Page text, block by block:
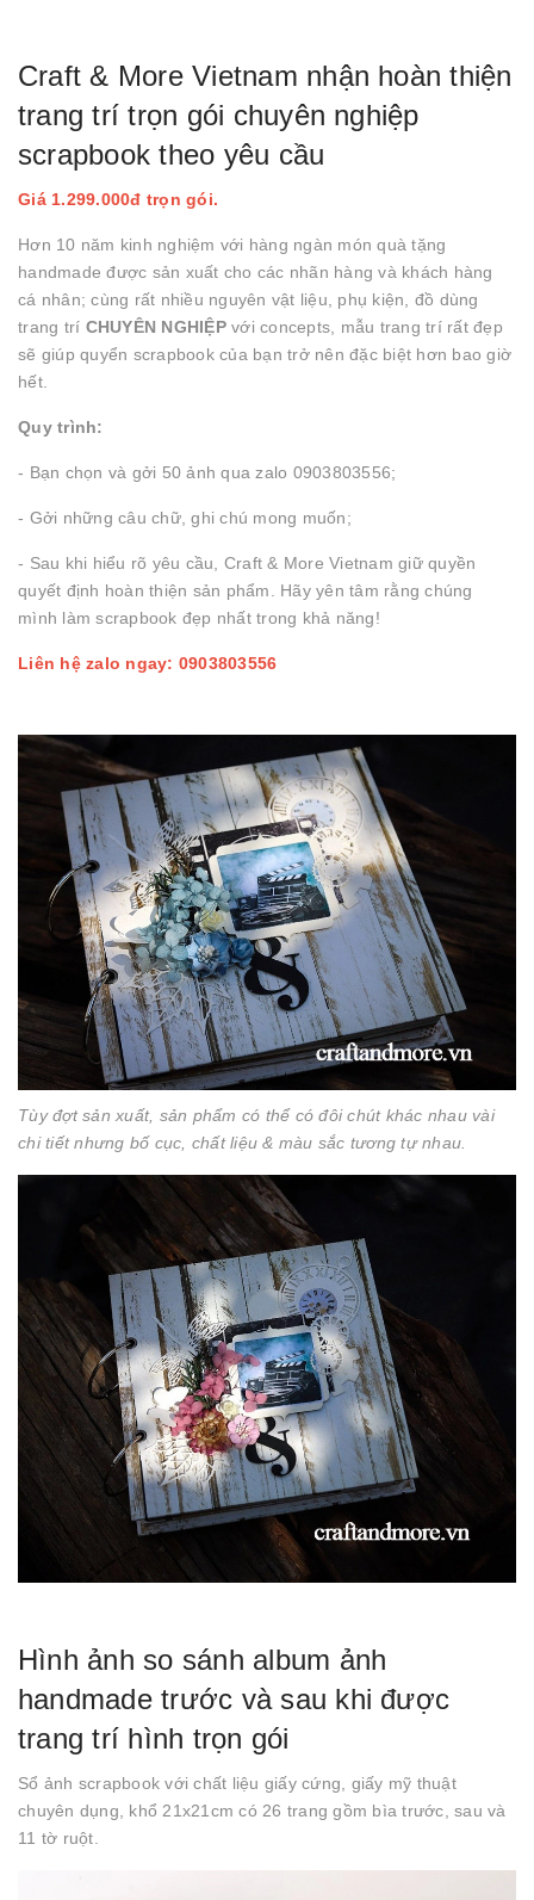
Craft & More Vietnam nhận hoàn thiện
trang trí trọn gói chuyên nghiệp
scrapbook theo yêu cầu
Giá 1.299.000đ trọn gói.
Hơn 10 năm kinh nghiệm với hàng ngàn món quà tặng
handmade được sản xuất cho các nhãn hàng và khách hàng
cá nhân; cùng rất nhiều nguyên vật liệu, phụ kiện, đồ dùng
trang trí CHUYÊN NGHIỆPvới concepts, mẫu trang trí rất đẹp
sẽ giúp quyển scrapbook của bạn trở nên đặc biệt hơn bao giờ
hết.
Quy trình:
- Bạn chọn và gởi 50 ảnh qua zalo 0903803556;
- Gởi những câu chữ, ghi chú mong muốn;
- Sau khi hiểu rõ yêu cầu, Craft & More Vietnam giữ quyền
quyết định hoàn thiện sản phẩm. Hãy yên tâm rằng chúng
mình làm scrapbook đẹp nhất trong khả năng!
Liên hệ zalo ngay: 0903803556
Tùy đợt sản xuất, sản phẩm có thể có đôi chút khác nhau vài
chi tiết nhưng bố cục, chất liệu & màu sắc tương tự nhau.
Hình ảnh so sánh album ảnh
handmade trước và sau khi được
trang trí hình trọn gói
Sổ ảnh scrapbook với chất liệu giấy cứng, giấy mỹ thuật
chuyên dụng, khổ 21x21cm có 26 trang gồm bìa trước, sau và
11 tờ ruột.